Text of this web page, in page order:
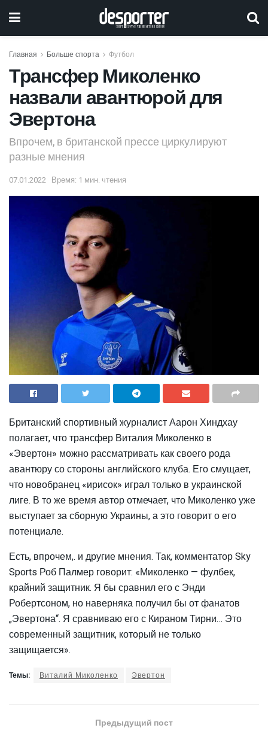
Главная Больше спорта Футбол
Трансфер Миколенко
назвали авантюрой для
Эвертона
Впрочем, в британской прессе циркулируют
разные мнения
07.01.2022 Время: 1 мин. чтения
Британский спортивный журналист Аарон Хиндхау
полагает, что трансфер Виталия Миколенко в
«Эвертон» можно рассматривать как своего рода
авантюру со стороны английского клуба. Его смущает,
что новобранец «ирисок» играл только в украинской
лиге. В то же время автор отмечает, что Миколенко уже
выступает за сборную Украины, а это говорит о его
потенциале.
Есть, впрочем,. и другие мнения. Так, комментатор Sky
Sports Роб Палмер говорит: «Миколенко — фулбек,
крайний защитник. Я бы сравнил его с Энди
Робертсоном, но наверняка получил бы от фанатов
„Эвертона“. Я сравниваю его с Кираном Тирни… Это
современный защитник, который не только
защищается».
Темы: Виталий Миколенко Эвертон
Предыдущий пост